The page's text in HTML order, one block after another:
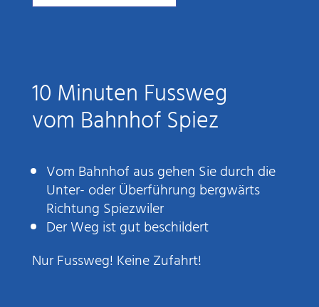
10 Minuten Fussweg
vom Bahnhof Spiez
Vom Bahnhof aus gehen Sie durch die
Unter- oder Überführung bergwärts
Richtung Spiezwiler
Der Weg ist gut beschildert
Nur Fussweg! Keine Zufahrt!